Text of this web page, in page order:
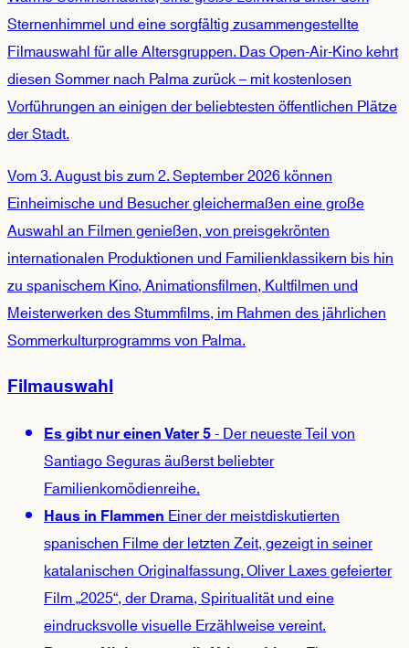
Sternenhimmel und eine sorgfältig zusammengestellte
Filmauswahl für alle Altersgruppen. Das Open-Air-Kino kehrt
diesen Sommer nach Palma zurück – mit kostenlosen
Vorführungen an einigen der beliebtesten öffentlichen Plätze
der Stadt.
Vom 3. August bis zum 2. September 2026 können
Einheimische und Besucher gleichermaßen eine große
Auswahl an Filmen genießen, von preisgekrönten
internationalen Produktionen und Familienklassikern bis hin
zu spanischem Kino, Animationsfilmen, Kultfilmen und
Meisterwerken des Stummfilms, im Rahmen des jährlichen
Sommerkulturprogramms von Palma.
Filmauswahl
Es gibt nur einen Vater 5- Der neueste Teil von
Santiago Seguras äußerst beliebter
Familienkomödienreihe.
Haus in FlammenEiner der meistdiskutierten
spanischen Filme der letzten Zeit, gezeigt in seiner
katalanischen Originalfassung. Oliver Laxes gefeierter
Film „2025“, der Drama, Spiritualität und eine
eindrucksvolle visuelle Erzählweise vereint.